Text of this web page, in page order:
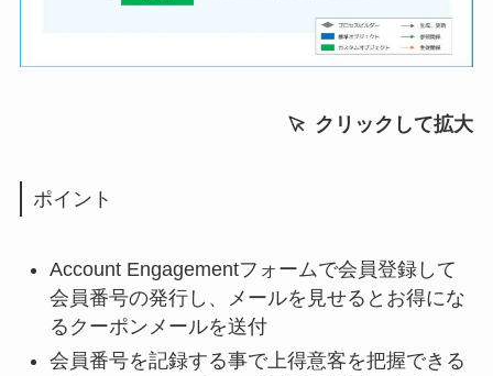
クリックして拡大
ポイント
Account Engagementフォームで会員登録して
会員番号の発行し、メールを見せるとお得にな
るクーポンメールを送付
会員番号を記録する事で上得意客を把握できる